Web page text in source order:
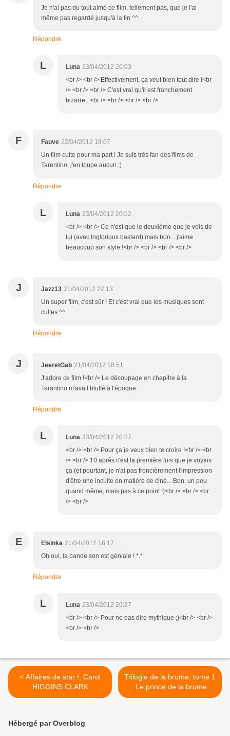
Je n'ai pas du tout aimé ce film, tellement pas, que je l'ai
même pas regardé jusqu'à la fin ^^.
Répondre
L Luna 23/04/2012 20:03
<br /> <br /> Effectivement, ça veut bien tout dire !<br
/> <br /> <br /> C'est vrai qu'il est franchement
bizarre...<br /> <br /> <br /> <br />
F Fauve 22/04/2012 18:07
Un film culte pour ma part ! Je suis très fan des films de
Tarentino, j'en loupe aucun ;)
Répondre
L Luna 23/04/2012 20:02
<br /> <br /> Ce n'est que le deuxième que je vois de
lui (avec Inglorious bastard) mais bon... j'aime
beaucoup son style !<br /> <br /> <br /> <br />
J Jazz13 21/04/2012 22:13
Un super film, c'est sûr ! Et c'est vrai que les musiques sont
cultes ^^
Répondre
J JeeretGab 21/04/2012 18:51
J'adore ce film !<br /> Le découpage en chapitre à la
Tarantino m'avait bluffé à l'époque.
Répondre
L Luna 23/04/2012 20:27
<br /> <br /> Pour ça je veux bien te croire !<br /> <br
/> <br /> 10 après c'est la première fois que je voyais
ça (et pourtant, je n'ai pas froncièrement l'impression
d'être une inculte en matière de ciné... Bon, un peu
quand même, mais pas à ce point !)<br /> <br /> <br
/> <br />
E Elsinka 21/04/2012 18:17
Oh oui, la bande son est géniale ! *.*
Répondre
L Luna 23/04/2012 20:27
<br /> <br /> Pour ne pas dire mythique ;)<br /> <br />
<br /> <br />
< Affaires de star !, Carol
HIGGINS CLARK
Trilogie de la brume, tome 1
: Le prince de la brume,
Carlos RUIZ ZAFON >
Hébergé par Overblog